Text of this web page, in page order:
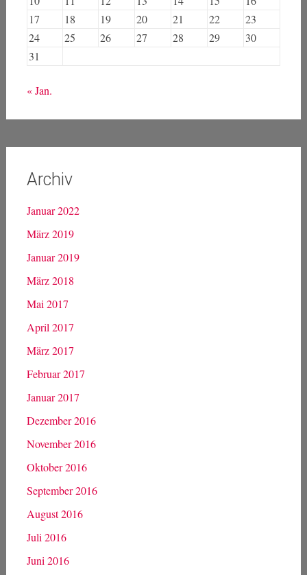
17
18 19 20 21 22
23
24
25 26 27 28 29
30
31
« Jan.
Archiv
Januar 2022
März 2019
Januar 2019
März 2018
Mai 2017
April 2017
März 2017
Februar 2017
Januar 2017
Dezember 2016
November 2016
Oktober 2016
September 2016
August 2016
Juli 2016
Juni 2016